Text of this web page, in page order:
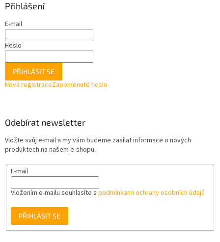
Přihlášení
E-mail
Heslo
PŘIHLÁSIT SE
Nová registraceZapomenuté heslo
Odebírat newsletter
Vložte svůj e-mail a my vám budeme zasílat informace o nových
produktech na našem e-shopu.
E-mail
Vložením e-mailu souhlasíte s podmínkami ochrany osobních údajů
PŘIHLÁSIT SE